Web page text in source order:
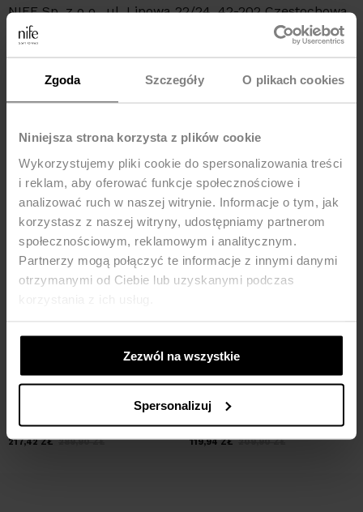
Zgoda Szczegóły O plikach cookies
Niniejsza strona korzysta z plików cookie
Wykorzystujemy pliki cookie do spersonalizowania treści
i reklam, aby oferować funkcje społecznościowe i
analizować ruch w naszej witrynie. Informacje o tym, jak
korzystasz z naszej witryny, udostępniamy partnerom
społecznościowym, reklamowym i analitycznym.
Partnerzy mogą połączyć te informacje z innymi danymi
otrzymanymi od Ciebie lub uzyskanymi podczas
Zezwól na wszystkie
Spersonalizuj
NIFE Sp. z o o., ul. Lipowa 22/24, 42-202 Częstochowa,
kraj: Polska, telefon: +48 535 123 772, e-mail:
sklep@nife.pl
MOŻE CI SIĘ SPODOBAĆ
Nowość
-25%
Sukienka z lamówką - róż
217,42ZŁ 289,90ZŁ
-43%
Sukienka z asymetryczną
zakładką przy dekolcie - łosoś
119,94ZŁ 209,90ZŁ